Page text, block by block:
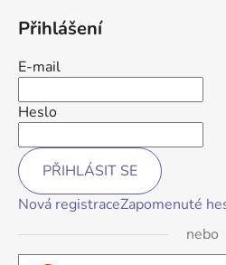
Přihlášení
E-mail
Heslo
PŘIHLÁSIT SE
Nová registraceZapomenuté
nebo